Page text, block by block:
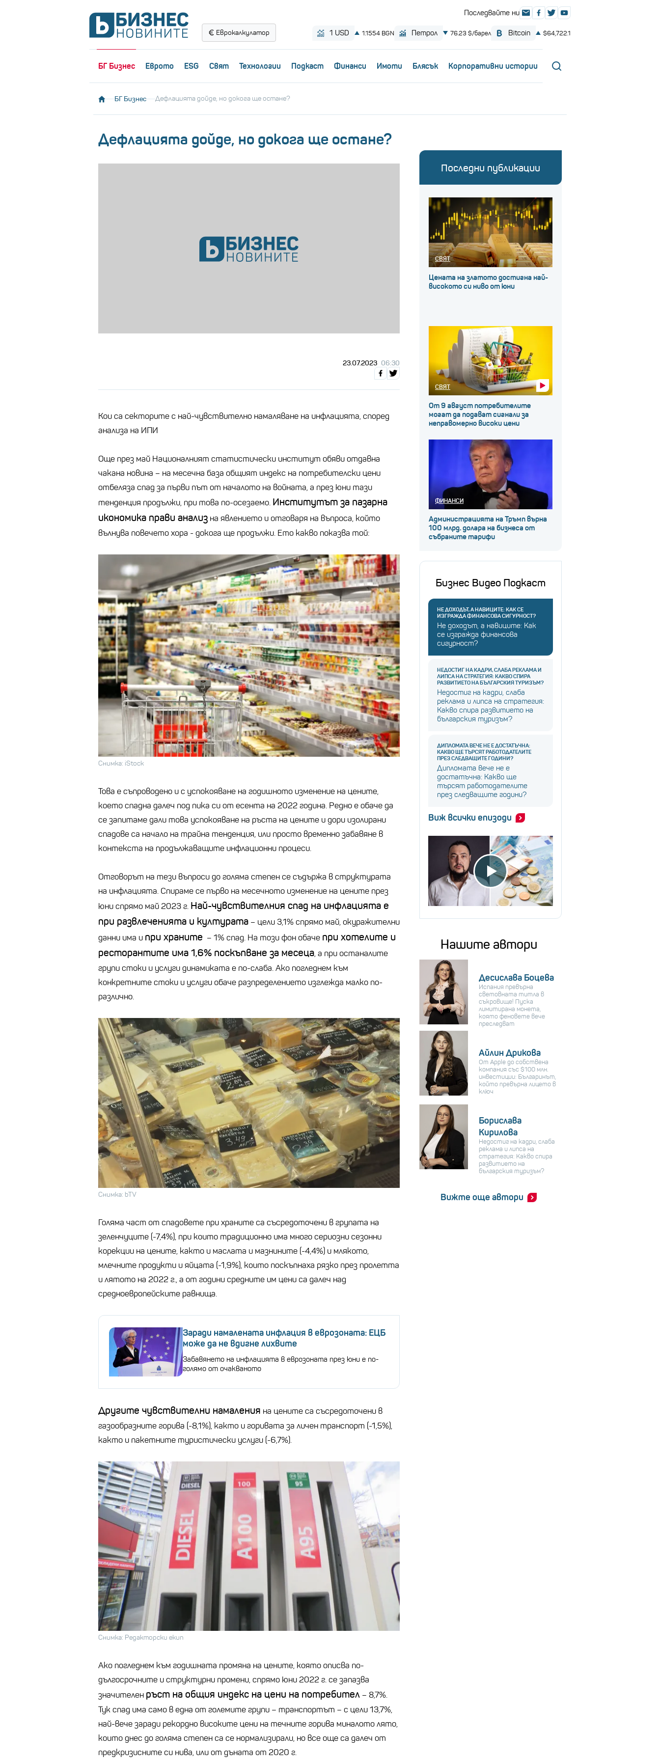
Еврокалкулатор
БГ Бизнес Еврото ESG Свят Технологии Пoдкаст Финанси Имоти Блясък Корпоративни истории
БГ Бизнес Дефлацията дойде, но докога ще остане?
Дефлацията дойде, но докога ще остане?
23.07.2023 06:30
Кои са секторите с най-чувствително намаляване на инфлацията, според
анализа на ИПИ
Още през май Националният статистически институт обяви отдавна
чакана новина – на месечна база общият индекс на потребителски цени
отбеляза спад за първи път от началото на войната, а през юни тази
тенденция продължи, при това по-осезаемо. Институтът за пазарна
икономика прави анализ на явлението и отговаря на въпроса, който
вълнува повечето хора - докога ще продължи. Ето какво показва той:
Снимка: iStock
Това е съпроводено и с успокояване на годишното изменение на цените,
което спадна далеч под пика си от есента на 2022 година. Редно е обаче да
се запитаме дали това успокояване на ръста на цените и дори изолирани
спадове са начало на трайна тенденция, или просто временно забавяне в
контекста на продължаващите инфлационни процеси.
Отговорът на тези въпроси до голяма степен се съдържа в структурата
на инфлацията. Спираме се първо на месечното изменение на цените през
юни спрямо май 2023 г. Най-чувствителния спад на инфлацията е
при развлеченията и културата – цели 3,1% спрямо май, окуражителни
данни има и при храните – 1% спад. На този фон обаче при хотелите и
ресторантите има 1,6% поскъпване за месеца, а при останалите
групи стоки и услуги динамиката е по-слаба. Ако погледнем към
конкретните стоки и услуги обаче разпределението изглежда малко по-
различно.
Снимка: bTV
Голяма част от спадовете при храните са съсредоточени в групата на
зеленчуците (-7,4%), при които традиционно има много сериозни сезонни
корекции на цените, както и маслата и мазнините (-4,4%) и млякото,
млечните продукти и яйцата (-1,9%), които поскъпнаха рязко през пролетта
и лятото на 2022 г., а от години средните им цени са далеч над
средноевропейските равнища.
Заради намалената инфлация в еврозоната: ЕЦБ
може да не вдигне лихвите
Забавянето на инфлацията в еврозоната през юни е по-
голямо от очакваното
Другите чувствителни намаления на цените са съсредоточени в
газообразните горива (-8,1%), както и горивата за личен транспорт (-1,5%),
както и пакетните туристически услуги (-6,7%).
Снимка: Редакторски екип
Ако погледнем към годишната промяна на цените, която описва по-
дългосрочните и структурни промени, спрямо юни 2022 г. се запазва
значителен ръст на общия индекс на цени на потребител – 8,7%.
Тук спад има само в една от големите групи – транспортът – с цели 13,7%,
най-вече заради рекордно високите цени на течните горива миналото лято,
които днес до голяма степен са се нормализирали, но все още са далеч от
предкризисните си нива, или от дъната от 2020 г.
Последни публикации
СВЯТ
Цената на златото достигна най-
високото си ниво от юни
СВЯТ
От 9 август потребителите
могат да подават сигнали за
неправомерно високи цени
ФИНАНСИ
Администрацията на Тръмп върна
100 млрд. долара на бизнеса от
събраните тарифи
Бизнес Видео Подкаст
НЕ ДОХОДЪТ, А НАВИЦИТЕ: КАК СЕ
ИЗГРАЖДА ФИНАНСОВА СИГУРНОСТ?
Не доходът, а навиците: Как
се изгражда финансова
сигурност?
НЕДОСТИГ НА КАДРИ, СЛАБА РЕКЛАМА И
ЛИПСА НА СТРАТЕГИЯ: КАКВО СПИРА
РАЗВИТИЕТО НА БЪЛГАРСКИЯ ТУРИЗЪМ?
Недостиг на кадри, слаба
реклама и липса на стратегия:
Какво спира развитието на
българския туризъм?
ДИПЛОМАТА ВЕЧЕ НЕ Е ДОСТАТЪЧНА:
КАКВО ЩЕ ТЪРСЯТ РАБОТОДАТЕЛИТЕ
ПРЕЗ СЛЕДВАЩИТЕ ГОДИНИ?
Дипломата вече не е
достатъчна: Какво ще
търсят работодателите
през следващите години?
Виж всички епизоди
Нашите автори
Десислава Боцева
Испания превърна
световната титла в
съкровище! Пуска
лимитирана монета,
която феновете вече
преследват
Айлин Дрикова
От Apple до собствена
компания със $100 млн.
инвестиции: Българинът,
който превърна лицето в
ключ
Борислава
Кирилова
Недостиг на кадри, слаба
реклама и липса на
стратегия: Какво спира
развитието на
българския туризъм?
Вижте още автори